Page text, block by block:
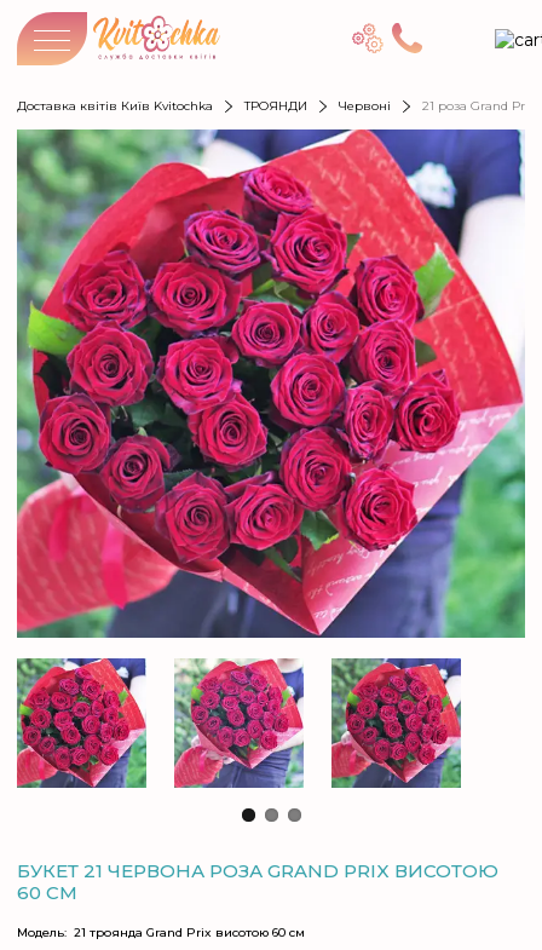
Доставка квітів Київ Kvitochka ТРОЯНДИ Червоні 21 роза Grand Prix
БУКЕТ 21 ЧЕРВОНА РОЗА GRAND PRIX ВИСОТОЮ
60 СМ
Модель: 21 троянда Grand Prix висотою 60 см